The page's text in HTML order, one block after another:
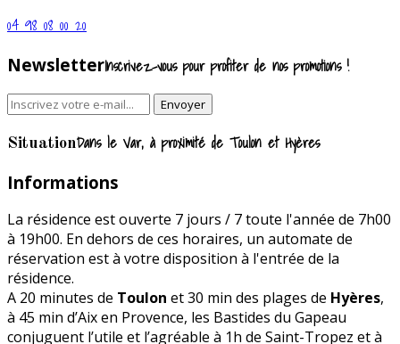
04 98 08 00 20
NewsletterInscrivez-vous pour profiter de nos promotions !
SituationDans le Var, à proximité de Toulon et Hyères
Informations
La résidence est ouverte 7 jours / 7 toute l'année de 7h00
à 19h00. En dehors de ces horaires, un automate de
réservation est à votre disposition à l'entrée de la
résidence.
A 20 minutes de Toulon et 30 min des plages de Hyères,
à 45 min d’Aix en Provence, les Bastides du Gapeau
conjuguent l’utile et l’agréable à 1h de Saint-Tropez et à